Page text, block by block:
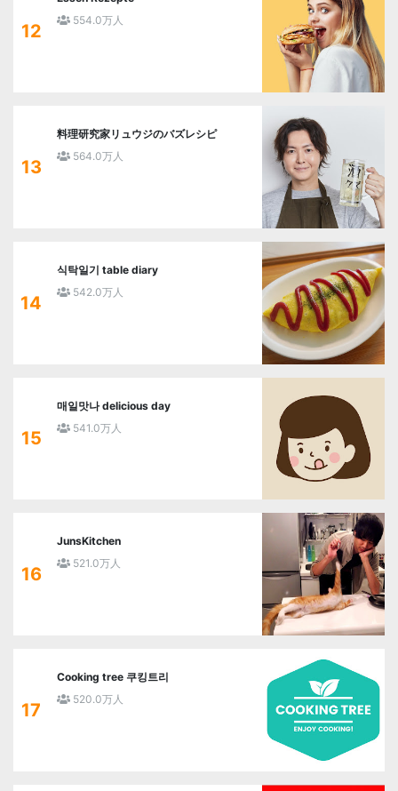
12
554.0万人
13
料理研究家リュウジのバズレシピ
564.0万人
14
식탁일기 table diary
542.0万人
15
매일맛나 delicious day
541.0万人
16
JunsKitchen
521.0万人
17
Cooking tree 쿠킹트리
520.0万人